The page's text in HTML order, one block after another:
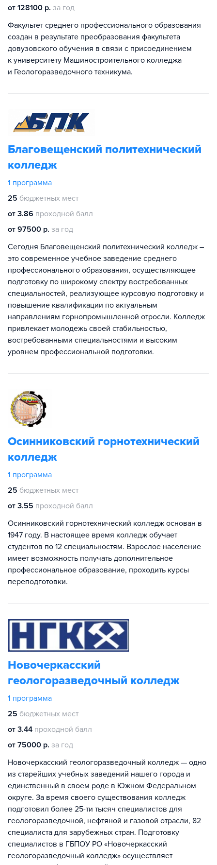
от 128100 р. за год
Факультет среднего профессионального образования
создан в результате преобразования факультета
довузовского обучения в связи с присоединением
к университету Машиностроительного колледжа
и Геологоразведочного техникума.
Благовещенский политехнический
колледж
1 программа
25 бюджетных мест
от 3.86 проходной балл
от 97500 р. за год
Сегодня Благовещенский политехнический колледж –
это современное учебное заведение среднего
профессионального образования, осуществляющее
подготовку по широкому спектру востребованных
специальностей, реализующее курсовую подготовку и
повышение квалификации по актуальным
направлениям горнопромышленной отросли. Колледж
привлекает молодежь своей стабильностью,
востребованными специальностями и высоким
уровнем профессиональной подготовки.
Осинниковский горнотехнический
колледж
1 программа
25 бюджетных мест
от 3.55 проходной балл
Осинниковский горнотехнический колледж основан в
1947 году. В настоящее время колледж обучает
студентов по 12 специальностям. Взрослое население
имеет возможность получать дополнительное
профессиональное образование, проходить курсы
переподготовки.
Новочеркасский
геологоразведочный колледж
1 программа
25 бюджетных мест
от 3.44 проходной балл
от 75000 р. за год
Новочеркасский геологоразведочный колледж — одно
из старейших учебных заведений нашего города и
единственный в своем роде в Южном Федеральном
округе. За время своего существования колледж
подготовил более 25-ти тысяч специалистов для
геологоразведочной, нефтяной и газовой отрасли, 82
специалиста для зарубежных стран. Подготовку
специалистов в ГБПОУ РО «Новочеркасский
геологоразведочный колледж» осуществляет